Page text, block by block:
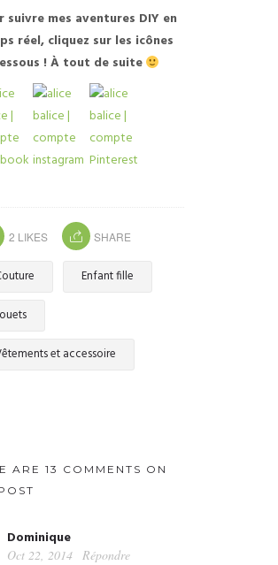
suivre mes aventures DIY en
réel, cliquez sur les icônes
! À tout de suite
2 LIKES SHARE
Enfant fille
et accessoire
ARE 13 COMMENTS ON
Dominique
Oct 22, 2014 Répondre